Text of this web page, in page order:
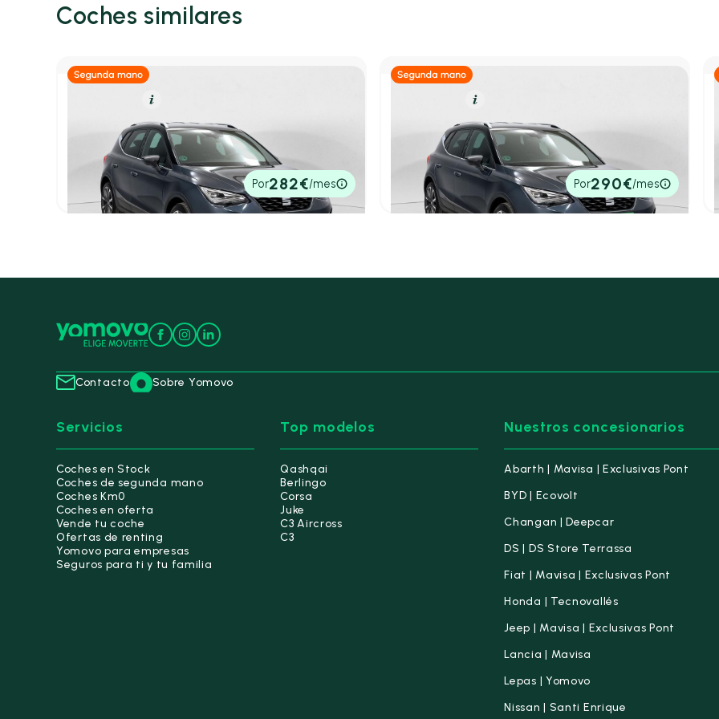
Coches similares
SEAT Arona
1.0 TSI 85kW (115CV) FR Special Edition
18.950 km115cvManual
19.900€
P.V.P. contado
Por282€/mes
SEAT Arona
1.0 TSI 85kW (115CV) FR Special Edition
18.459 km115cvManual
20.490€
P.V.P. contado
Por290€/mes
Contacto Sobre Yomovo
Servicios
Coches en Stock
Coches de segunda mano
Coches Km0
Coches en oferta
Vende tu coche
Ofertas de renting
Yomovo para empresas
Seguros para ti y tu familia
Top modelos
Qashqai
Berlingo
Corsa
Juke
C3 Aircross
C3
Nuestros concesionarios
Abarth | Mavisa | Exclusivas Pont
BYD | Ecovolt
Changan | Deepcar
DS | DS Store Terrassa
Fiat | Mavisa | Exclusivas Pont
Honda | Tecnovallés
Jeep | Mavisa | Exclusivas Pont
Lancia | Mavisa
Lepas | Yomovo
Nissan | Santi Enrique